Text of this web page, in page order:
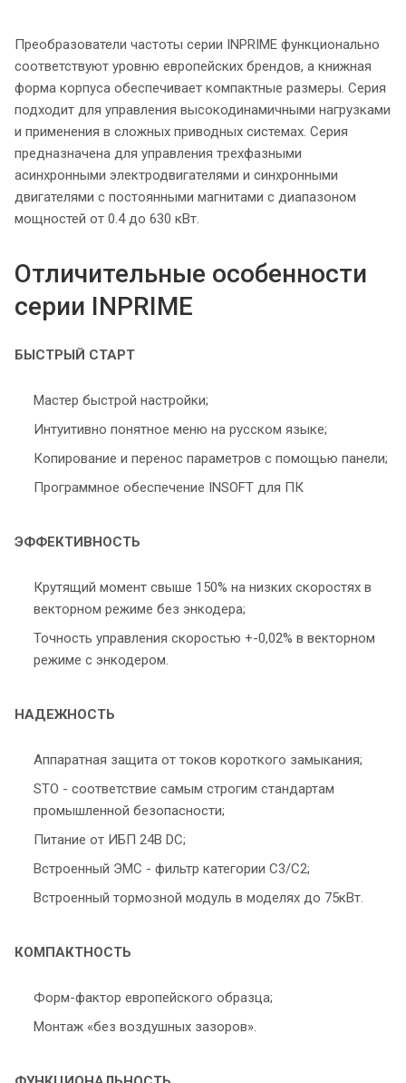
Преобразователи частоты серии INPRIME функционально
соответствуют уровню европейских брендов, а книжная
форма корпуса обеспечивает компактные размеры. Серия
подходит для управления высокодинамичными нагрузками
и применения в сложных приводных системах. Серия
предназначена для управления трехфазными
асинхронными электродвигателями и синхронными
двигателями с постоянными магнитами с диапазоном
мощностей от 0.4 до 630 кВт.
Отличительные особенности
серии INPRIME
БЫСТРЫЙ СТАРТ
Мастер быстрой настройки;
Интуитивно понятное меню на русском языке;
Копирование и перенос параметров с помощью панели;
Программное обеспечение INSOFT для ПК
ЭФФЕКТИВНОСТЬ
Крутящий момент свыше 150% на низких скоростях в
векторном режиме без энкодера;
Точность управления скоростью +-0,02% в векторном
режиме с энкодером.
НАДЕЖНОСТЬ
Аппаратная защита от токов короткого замыкания;
STO - соответствие самым строгим стандартам
промышленной безопасности;
Питание от ИБП 24В DC;
Встроенный ЭМС - фильтр категории С3/С2;
Встроенный тормозной модуль в моделях до 75кВт.
КОМПАКТНОСТЬ
Форм-фактор европейского образца;
Монтаж «без воздушных зазоров».